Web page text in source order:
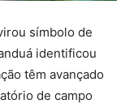
símbolo de
identificou
têm avançado
de campo